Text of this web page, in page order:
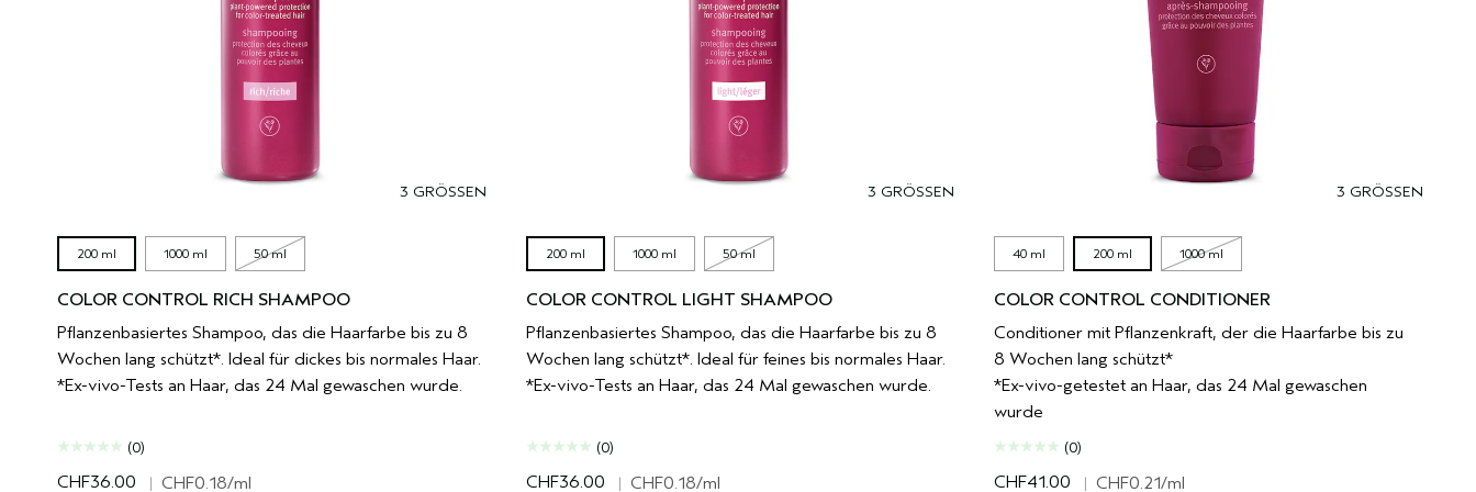
3 GRÖSSEN
200 ml 1000 ml 50 ml
COLOR CONTROL RICH SHAMPOO
Pflanzenbasiertes Shampoo, das die Haarfarbe bis zu 8
Wochen lang schützt*. Ideal für dickes bis normales Haar.
*Ex-vivo-Tests an Haar, das 24 Mal gewaschen wurde.
(0)
CHF36.00 | CHF0.18/ml
3 GRÖSSEN
200 ml 1000 ml 50 ml
COLOR CONTROL LIGHT SHAMPOO
Pflanzenbasiertes Shampoo, das die Haarfarbe bis zu 8
Wochen lang schützt*. Ideal für feines bis normales Haar.
*Ex-vivo-Tests an Haar, das 24 Mal gewaschen wurde.
(0)
CHF36.00 | CHF0.18/ml
3 GRÖSSEN
40 ml 200 ml 1000 ml
COLOR CONTROL CONDITIONER
Conditioner mit Pflanzenkraft, der die Haarfarbe bis zu
8 Wochen lang schützt*
*Ex-vivo-getestet an Haar, das 24 Mal gewaschen
wurde
(0)
CHF41.00 | CHF0.21/ml